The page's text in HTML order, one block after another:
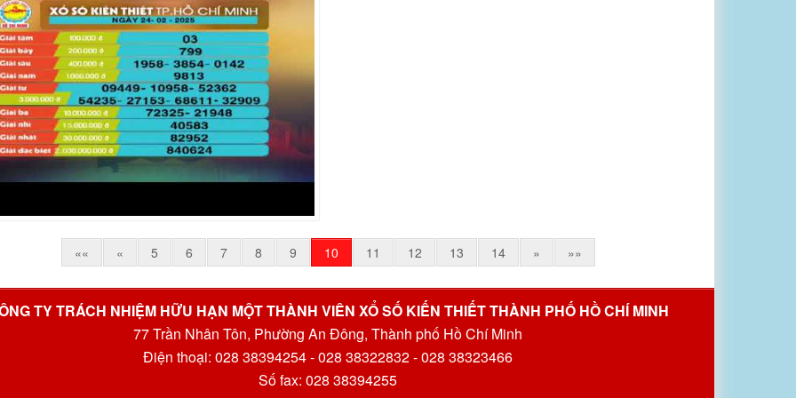
«« « 5 6 7 8 9 10 11 12 13 14 » »»
TY TRÁCH NHIỆM HỮU HẠN MỘT THÀNH VIÊN XỔ SỐ KIẾN THIẾT THÀNH PHỐ HỒ CHÍ MINH
77 Trần Nhân Tôn, Phường An Đông, Thành phố Hồ Chí Minh
Điện thoại: 028 38394254 - 028 38322832 - 028 38323466
Số fax: 028 38394255